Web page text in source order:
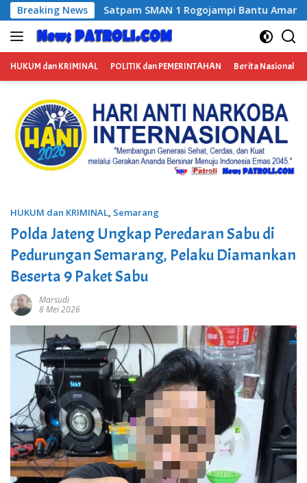
Langsung
ke
konten
Breaking News
SMAN 1 Rogojampi Bantu Amankan Terduga
HUKUM dan KRIMINAL POLITIK dan PEMERINTAHAN Berita Nasional
HUKUM dan KRIMINAL, Semarang
Polda Jateng Ungkap Peredaran Sabu di
Pedurungan Semarang, Pelaku Diamankan
Beserta 9 Paket Sabu
Marsudi
8 Mei 2026